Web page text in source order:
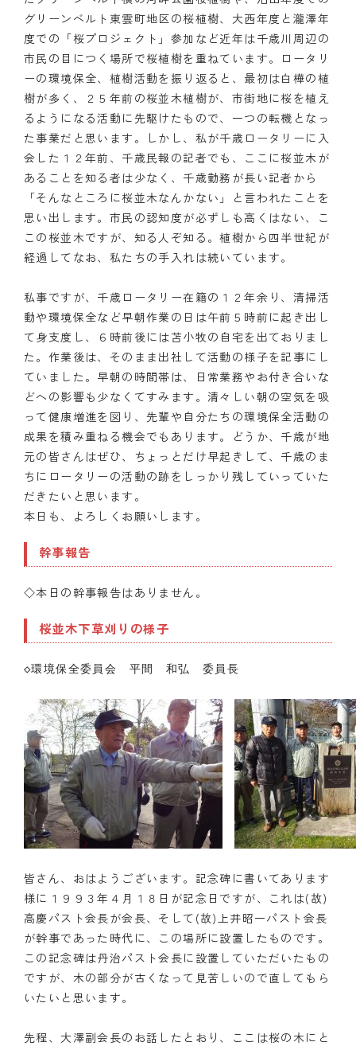
グリーンベルト東雲町地区の桜植樹、大西年度と瀧澤年
度での「桜プロジェクト」参加など近年は千歳川周辺の
市民の目につく場所で桜植樹を重ねています。ロータリ
ーの環境保全、植樹活動を振り返ると、最初は白樺の植
樹が多く、２５年前の桜並木植樹が、市街地に桜を植え
るようになる活動に先駆けたもので、一つの転機となっ
た事業だと思います。しかし、私が千歳ロータリーに入
会した１２年前、千歳民報の記者でも、ここに桜並木が
あることを知る者は少なく、千歳勤務が長い記者から
「そんなところに桜並木なんかない」と言われたことを
思い出します。市民の認知度が必ずしも高くはない、こ
この桜並木ですが、知る人ぞ知る。植樹から四半世紀が
経過してなお、私たちの手入れは続いています。
私事ですが、千歳ロータリー在籍の１２年余り、清掃活
動や環境保全など早朝作業の日は午前５時前に起き出し
て身支度し、６時前後には苫小牧の自宅を出ておりまし
た。作業後は、そのまま出社して活動の様子を記事にし
ていました。早朝の時間帯は、日常業務やお付き合いな
どへの影響も少なくてすみます。清々しい朝の空気を吸
って健康増進を図り、先輩や自分たちの環境保全活動の
成果を積み重ねる機会でもあります。どうか、千歳が地
元の皆さんはぜひ、ちょっとだけ早起きして、千歳のま
ちにロータリーの活動の跡をしっかり残していっていた
だきたいと思います。
本日も、よろしくお願いします。
幹事報告
◇本日の幹事報告はありません。
桜並木下草刈りの様子
◇環境保全委員会　平間　和弘　委員長
皆さん、おはようございます。記念碑に書いてあります
様に１９９３年４月１８日が記念日ですが、これは(故)
高慶パスト会長が会長、そして(故)上井昭一パスト会長
が幹事であった時代に、この場所に設置したものです。
この記念碑は丹治パスト会長に設置していただいたもの
ですが、木の部分が古くなって見苦しいので直してもら
いたいと思います。
先程、大澤副会長のお話したとおり、ここは桜の木にと